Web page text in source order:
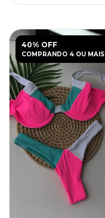
40% OFF
COMPRANDO 4 OU MAIS